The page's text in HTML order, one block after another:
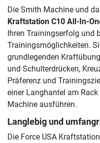
Die Smith Machine und
Kraftstation C10 All-In-
Ihren Trainingserfolg und
Trainingsmöglichkeiten.
grundlegenden
und Schulterdrücken,
Präferenz und
einer Langhantel am
Machine ausführen.
Langlebig und
Die Force USA